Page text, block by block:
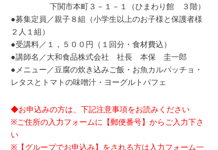
下関市本町３－１－１（ひまわり館 ３階）
●募集定員／親子８組（小学生以上のお子様と保護者様
２人１組）
●受講料／１，５００円（１回分・食材費込）
●講師名／大和食品株式会社 社長 本保 圭一郎
●メニュー／豆腐の炊き込みご飯・お魚カルパッチョ・
レタスとトマトの味噌汁・ヨーグルトパフェ
◆お申込みの方は、下記注意事項をお読みください
※ご住所の入力フォームに【郵便番号】からご入力下さ
い
※【グループでお申込み】をされる方は入力フォーム一